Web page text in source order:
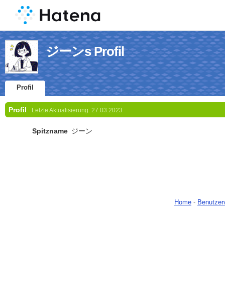
ジーンs Profil
Profil
Profil Letzte Aktualisierung: 27.03.2023
Spitzname ジーン
Home -